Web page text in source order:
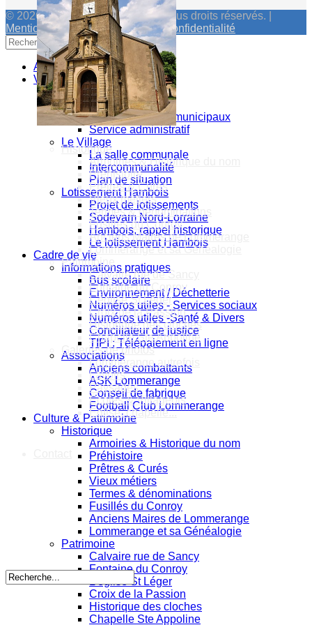
Historique
Armoiries & Historique du nom
Préhistoire
Prêtres & Curés
Vieux métiers
Termes & dénominations
Fusillés du Conroy
Anciens Maires de Lommerange
Lommerange et sa Généalogie
Patrimoine
Calvaire rue de Sancy
Fontaine du Conroy
L'église St Léger
Croix de la Passion
Historique des cloches
Chapelle Ste Appoline
Galeries de photos
Lommerange autrefois
Lavoirs
Paysages
Écoles & Villageois
Église, chapelle...
© 2026 Mairie de Lommerange. Tous droits réservés. |
Mentions Légales|Politique de Confidentialité
Accueil
Vie Municipale
Votre Mairie
Le mot du Maire
CR des conseils municipaux
Service administratif
Le Village
La salle communale
Intercommunalité
Plan de situation
Lotissement Hambois
Projet de lotissements
Sodevam Nord-Lorraine
Hambois, rappel historique
Le lotissement Hambois
Cadre de vie
Informations pratiques
Bus scolaire
Environnement / Déchetterie
Numéros utiles - Services sociaux
Numéros utiles -Santé & Divers
Conciliateur de justice
TIPI : Télépaiement en ligne
Associations
Anciens combattants
ASK Lommerange
Conseil de fabrique
Football Club Lommerange
Culture & Patrimoine
Historique
Armoiries & Historique du nom
Préhistoire
Prêtres & Curés
Vieux métiers
Termes & dénominations
Fusillés du Conroy
Anciens Maires de Lommerange
Lommerange et sa Généalogie
Patrimoine
Calvaire rue de Sancy
Fontaine du Conroy
L'église St Léger
Croix de la Passion
Historique des cloches
Chapelle Ste Appoline